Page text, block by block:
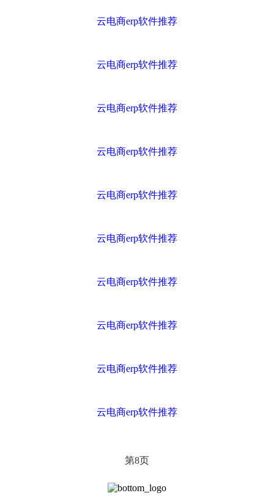
云电商erp软件推荐
云电商erp软件推荐
云电商erp软件推荐
云电商erp软件推荐
云电商erp软件推荐
云电商erp软件推荐
云电商erp软件推荐
云电商erp软件推荐
云电商erp软件推荐
云电商erp软件推荐
第8页